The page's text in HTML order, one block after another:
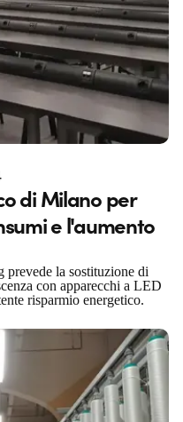
di Milano per
e l'aumento
la sostituzione di
con apparecchi a LED
risparmio energetico.